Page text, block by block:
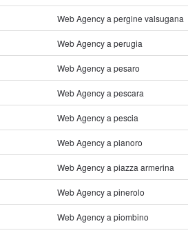
Web Agency a pergine valsugana
Web Agency a perugia
Web Agency a pesaro
Web Agency a pescara
Web Agency a pescia
Web Agency a pianoro
Web Agency a piazza armerina
Web Agency a pinerolo
Web Agency a piombino